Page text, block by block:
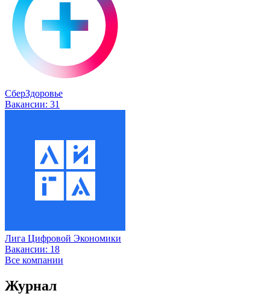
СберЗдоровье
Вакансии: 31
Лига Цифровой Экономики
Вакансии: 18
Все компании
Журнал